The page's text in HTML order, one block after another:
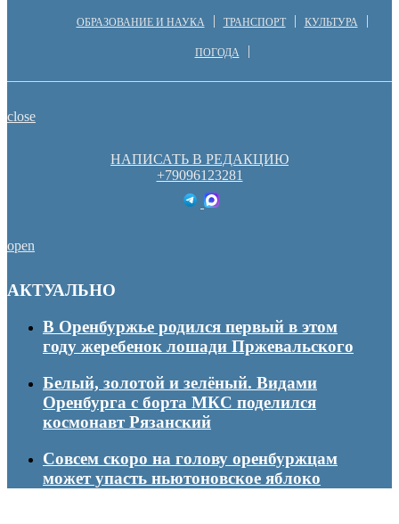
ОБРАЗОВАНИЕ И НАУКА ТРАНСПОРТ КУЛЬТУРА
ПОГОДА
close
НАПИСАТЬ В РЕДАКЦИЮ
+79096123281
open
АКТУАЛЬНО
В Оренбуржье родился первый в этом
году жеребенок лошади Пржевальского
Белый, золотой и зелёный. Видами
Оренбурга с борта МКС поделился
космонавт Рязанский
Совсем скоро на голову оренбуржцам
может упасть ньютоновское яблоко